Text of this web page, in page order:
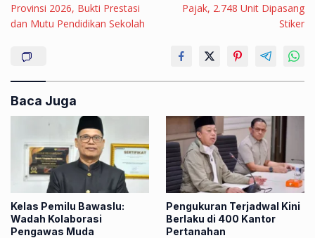
Provinsi 2026, Bukti Prestasi
dan Mutu Pendidikan Sekolah
Pajak, 2.748 Unit Dipasang
Stiker
Baca Juga
Kelas Pemilu Bawaslu:
Wadah Kolaborasi
Pengawas Muda
Pengukuran Terjadwal Kini
Berlaku di 400 Kantor
Pertanahan